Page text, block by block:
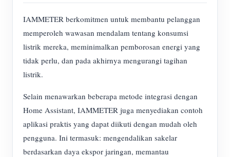
IAMMETER berkomitmen untuk membantu pelanggan
memperoleh wawasan mendalam tentang konsumsi
listrik mereka, meminimalkan pemborosan energi yang
tidak perlu, dan pada akhirnya mengurangi tagihan
listrik.
Selain menawarkan beberapa metode integrasi dengan
Home Assistant, IAMMETER juga menyediakan contoh
aplikasi praktis yang dapat diikuti dengan mudah oleh
pengguna. Ini termasuk: mengendalikan sakelar
berdasarkan daya ekspor jaringan, memantau